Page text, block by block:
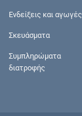
Ενδείξεις και αγωγές
Σκευάσματα
Συμπληρώματα
διατροφής